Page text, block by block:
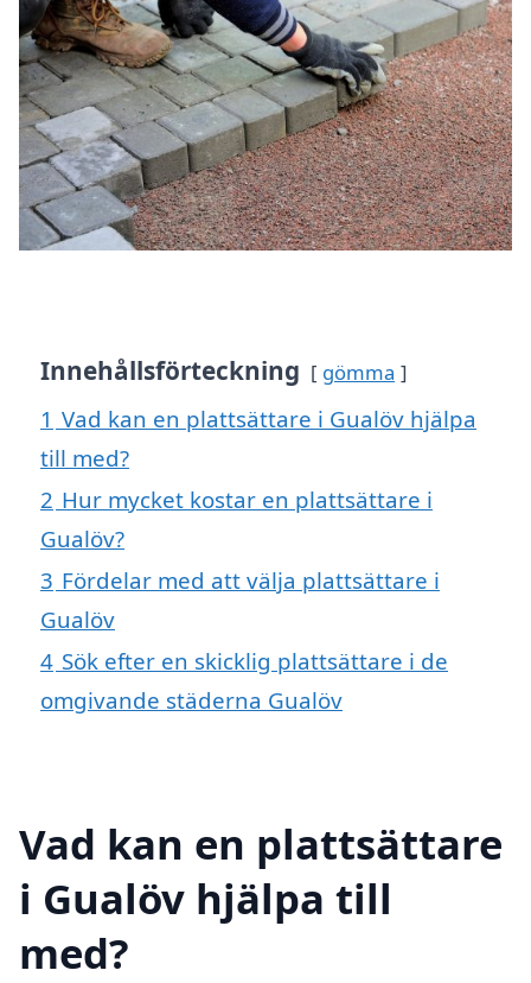
Innehållsförteckning gömma
1 Vad kan en plattsättare i Gualöv hjälpa
till med?
2 Hur mycket kostar en plattsättare i
Gualöv?
3 Fördelar med att välja plattsättare i
Gualöv
4 Sök efter en skicklig plattsättare i de
omgivande städerna Gualöv
Vad kan en plattsättare
i Gualöv hjälpa till
med?